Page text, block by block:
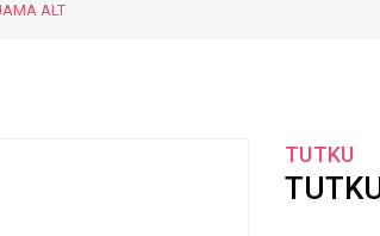
ALT
TUTKU